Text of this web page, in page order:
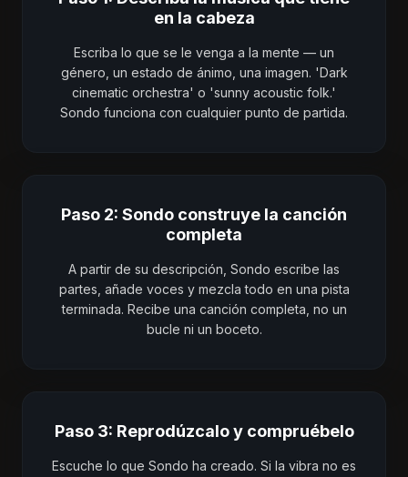
en la cabeza
Escriba lo que se le venga a la mente — un
género, un estado de ánimo, una imagen. 'Dark
cinematic orchestra' o 'sunny acoustic folk.'
Sondo funciona con cualquier punto de partida.
Paso 2: Sondo construye la canción
completa
A partir de su descripción, Sondo escribe las
partes, añade voces y mezcla todo en una pista
terminada. Recibe una canción completa, no un
bucle ni un boceto.
Paso 3: Reprodúzcalo y compruébelo
Escuche lo que Sondo ha creado. Si la vibra no es